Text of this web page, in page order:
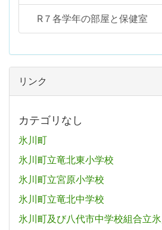
R７各学年の部屋と保健室
リンク
カテゴリなし
氷川町
氷川町立竜北東小学校
氷川町立宮原小学校
氷川町立竜北中学校
氷川町及び八代市中学校組合立